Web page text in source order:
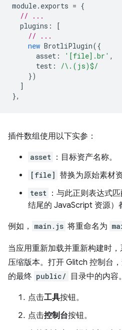
module. exports = {
// ...
plugins :
[
// ...
new BrotliPlugin({
asset : '[file].br' ,
test :
/\.(js)$/
})
]
},
插件数组使用以下实参：
asset ：目标资产名称。
[file] 替换为原始素材
test ：与此正则表达式
结尾的 JavaScript 资源）
例如， main.js 将重命名为
当应用重新加载并重新构建时
压缩版本。打开 Glitch 控制台
的最终 public/ 目录中的内容。
点击工具按钮。
点击控制台按钮。